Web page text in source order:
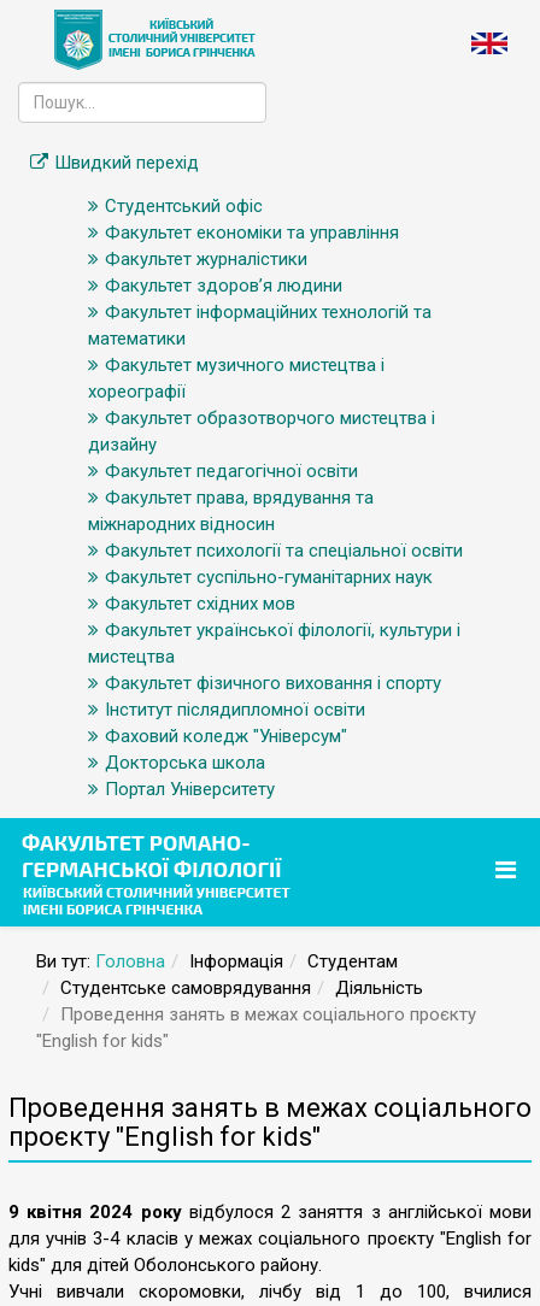
Швидкий перехід
Студентський офіс
Факультет економіки та управління
Факультет журналістики
Факультет здоров’я людини
Факультет інформаційних технологій та
математики
Факультет музичного мистецтва і
хореографії
Факультет образотворчого мистецтва і
дизайну
Факультет педагогічної освіти
Факультет права, врядування та
міжнародних відносин
Факультет психології та спеціальної освіти
Факультет суспільно-гуманітарних наук
Факультет східних мов
Факультет української філології, культури і
мистецтва
Факультет фізичного виховання і спорту
Інститут післядипломної освіти
Фаховий коледж "Універсум"
Докторська школа
Портал Університету
Ви тут: Головна Інформація
Студентам
Студентське самоврядування
Діяльність
Проведення занять в межах соціального проєкту
"English for kids"
Проведення занять в межах соціального
проєкту "English for kids"
9 квітня 2024 рокувідбулося 2 заняття з англійської мови
для учнів 3-4 класів у межах соціального проєкту "English for
kids" для дітей Оболонського району.
Учні вивчали скоромовки, лічбу від 1 до 100, вчилися